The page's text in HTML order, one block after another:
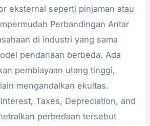
eksternal seperti pinjaman atau
Perbandingan Antar
di industri yang sama
pendanaan berbeda. Ada
pembiayaan utang tinggi,
mengandalkan ekuitas.
Taxes, Depreciation, and
perbedaan tersebut